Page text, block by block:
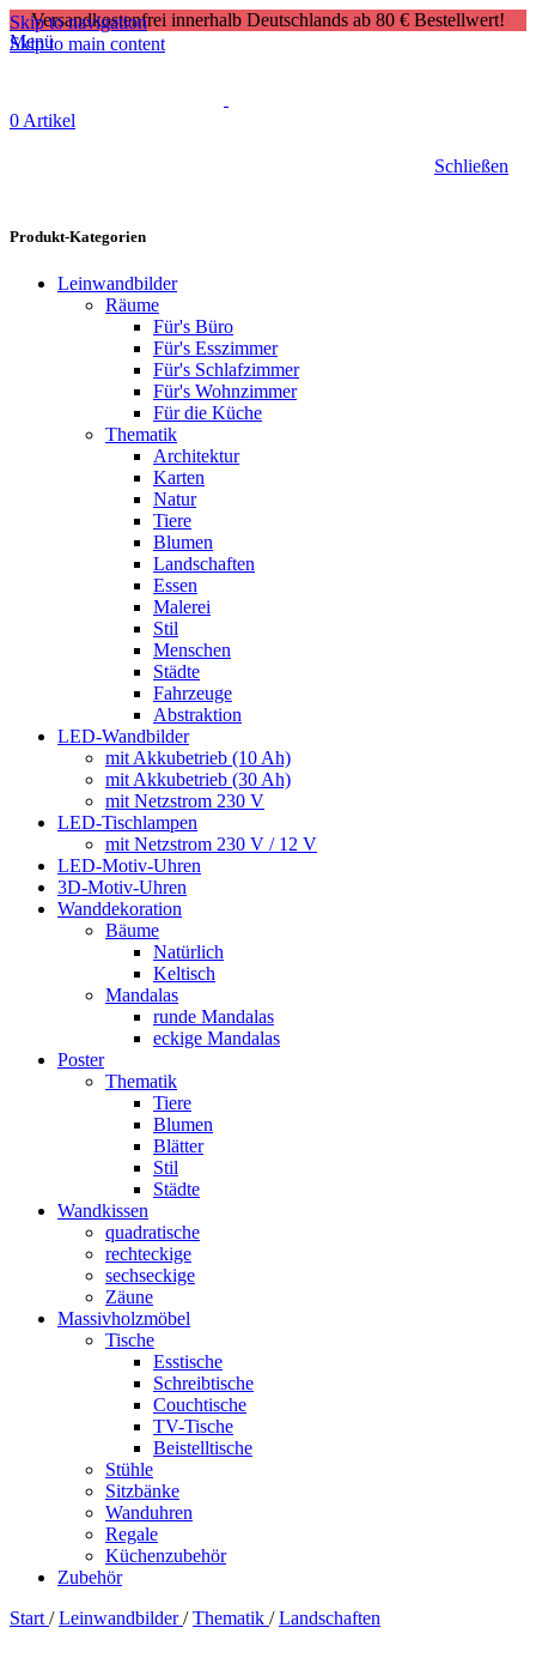
Skip to navigation
Skip to main content
Versandkostenfrei innerhalb Deutschlands ab 80 € Bestellwert!
Menü
0 Artikel
Schließen
Produkt-Kategorien
Leinwandbilder
Räume
Für's Büro
Für's Esszimmer
Für's Schlafzimmer
Für's Wohnzimmer
Für die Küche
Thematik
Architektur
Karten
Natur
Tiere
Blumen
Landschaften
Essen
Malerei
Stil
Menschen
Städte
Fahrzeuge
Abstraktion
LED-Wandbilder
mit Akkubetrieb (10 Ah)
mit Akkubetrieb (30 Ah)
mit Netzstrom 230 V
LED-Tischlampen
mit Netzstrom 230 V / 12 V
LED-Motiv-Uhren
3D-Motiv-Uhren
Wanddekoration
Bäume
Natürlich
Keltisch
Mandalas
runde Mandalas
eckige Mandalas
Poster
Thematik
Tiere
Blumen
Blätter
Stil
Städte
Wandkissen
quadratische
rechteckige
sechseckige
Zäune
Massivholzmöbel
Tische
Esstische
Schreibtische
Couchtische
TV-Tische
Beistelltische
Stühle
Sitzbänke
Wanduhren
Regale
Küchenzubehör
Zubehör
Start / Leinwandbilder/ Thematik / Landschaften